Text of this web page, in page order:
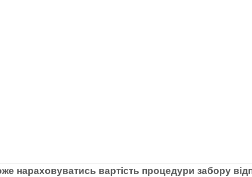
нараховуватись вартість процедури забору